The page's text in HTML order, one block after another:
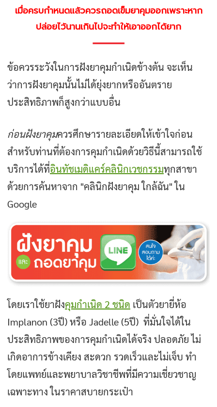
เมื่อครบกำหนดแล้วควรถอดเข็มยาคุมออกเพราะหาก
ปล่อยไว้นานเกินไปจะทำให้เอาออกได้ยาก
ข้อควรระวังในการฝังยาคุมกำเนิดข้างต้น จะเห็น
ว่าการฝังยาคุมนั้นไม่ได้ยุ่งยากหรืออันตราย
ประสิทธิภาพก็สูงกว่าแบบอื่น
ก่อนฝังยาคุมควรศึกษารายละเอียดให้เข้าใจก่อน
สำหรับท่านที่ต้องการคุมกำเนิดด้วยวิธีนี้สามารถใช้
บริการได้ที่อินทัชเมดิแคร์คลินิกเวชกรรมทุกสาขา
ด้วยการค้นหาจาก "คลินิกฝังยาคุม ใกล้ฉัน" ใน
Google
โดยเราใช้ยาฝังคุมกำเนิด 2 ชนิด เป็นตัวยายี่ห้อ
Implanon (3ปี) หรือ Jadelle (5ปี) ที่มั่นใจได้ใน
ประสิทธิภาพของการคุมกำเนิดได้จริง ปลอดภัย ไม่
เกิดอาการข้างเคียง สะดวก รวดเร็วและไม่เจ็บ ทำ
โดยแพทย์และพยาบาลวิชาชีพที่มีความเชี่ยวชาญ
เฉพาะทาง ในราคาสบายกระเป๋า